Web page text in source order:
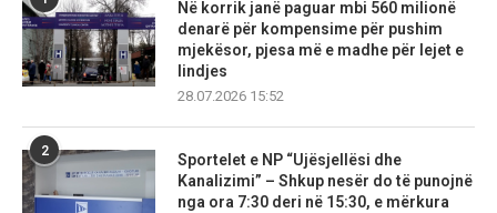
Në korrik janë paguar mbi 560 milionë
denarë për kompensime për pushim
mjekësor, pjesa më e madhe për lejet e
lindjes
28.07.2026 15:52
2
Sportelet e NP “Ujësjellësi dhe
Kanalizimi” – Shkup nesër do të punojnë
nga ora 7:30 deri në 15:30, e mërkura